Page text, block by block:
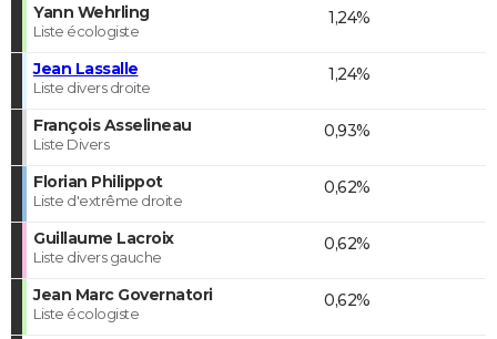
Yann Wehrling
Liste écologiste
1,24%
Jean Lassalle
Liste divers droite
1,24%
François Asselineau
Liste Divers
0,93%
Florian Philippot
Liste d'extrême droite
0,62%
Guillaume Lacroix
Liste divers gauche
0,62%
Jean Marc Governatori
Liste écologiste
0,62%